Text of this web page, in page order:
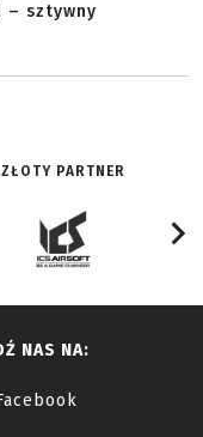
– sztywny
ZŁOTY PARTNER
NAS NA: